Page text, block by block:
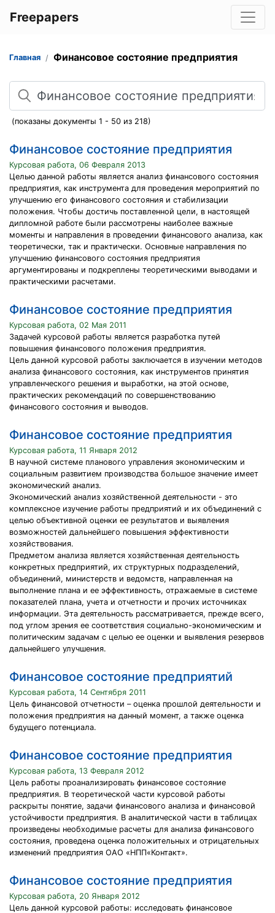
Freepapers
Главная Финансовое состояние предприятия
Поиск
(показаны документы 1 - 50 из 218)
Финансовое состояние предприятия
Курсовая работа, 06 Февраля 2013
Целью данной работы является анализ финансового состояния
предприятия, как инструмента для проведения мероприятий по
улучшению его финансового состояния и стабилизации
положения. Чтобы достичь поставленной цели, в настоящей
дипломной работе были рассмотрены наиболее важные
моменты и направления в проведении финансового анализа, как
теоретически, так и практически. Основные направления по
улучшению финансового состояния предприятия
аргументированы и подкреплены теоретическими выводами и
практическими расчетами.
Финансовое состояние предприятия
Курсовая работа, 02 Мая 2011
Задачей курсовой работы является разработка путей
повышения финансового положения предприятия.
Цель данной курсовой работы заключается в изучении методов
анализа финансового состояния, как инструментов принятия
управленческого решения и выработки, на этой основе,
практических рекомендаций по совершенствованию
финансового состояния и выводов.
Финансовое состояние предприятия
Курсовая работа, 11 Января 2012
В научной системе планового управления экономическим и
социальным развитием производства большое значение имеет
экономический анализ.
Экономический анализ хозяйственной деятельности - это
комплексное изучение работы предприятий и их объединений с
целью объективной оценки ее результатов и выявления
возможностей дальнейшего повышения эффективности
хозяйствования.
Предметом анализа является хозяйственная деятельность
конкретных предприятий, их структурных подразделений,
объединений, министерств и ведомств, направленная на
выполнение плана и ее эффективность, отражаемые в системе
показателей плана, учета и отчетности и прочих источниках
информации. Эта деятельность рассматривается, прежде всего,
под углом зрения ее соответствия социально-экономическим и
политическим задачам с целью ее оценки и выявления резервов
дальнейшего улучшения.
Финансовое состояние предприятий
Курсовая работа, 14 Сентября 2011
Цель финансовой отчетности – оценка прошлой деятельности и
положения предприятия на данный момент, а также оценка
будущего потенциала.
Финансовое состояние предприятия
Курсовая работа, 13 Февраля 2012
Цель работы проанализировать финансовое состояние
предприятия. В теоретической части курсовой работы
раскрыты понятие, задачи финансового анализа и финансовой
устойчивости предприятия. В аналитической части в таблицах
произведены необходимые расчеты для анализа финансового
состояния, проведена оценка положительных и отрицательных
изменений предприятия ОАО «НПП«Контакт».
Финансовое состояние предприятия
Курсовая работа, 20 Января 2012
Цель данной курсовой работы: исследовать финансовое